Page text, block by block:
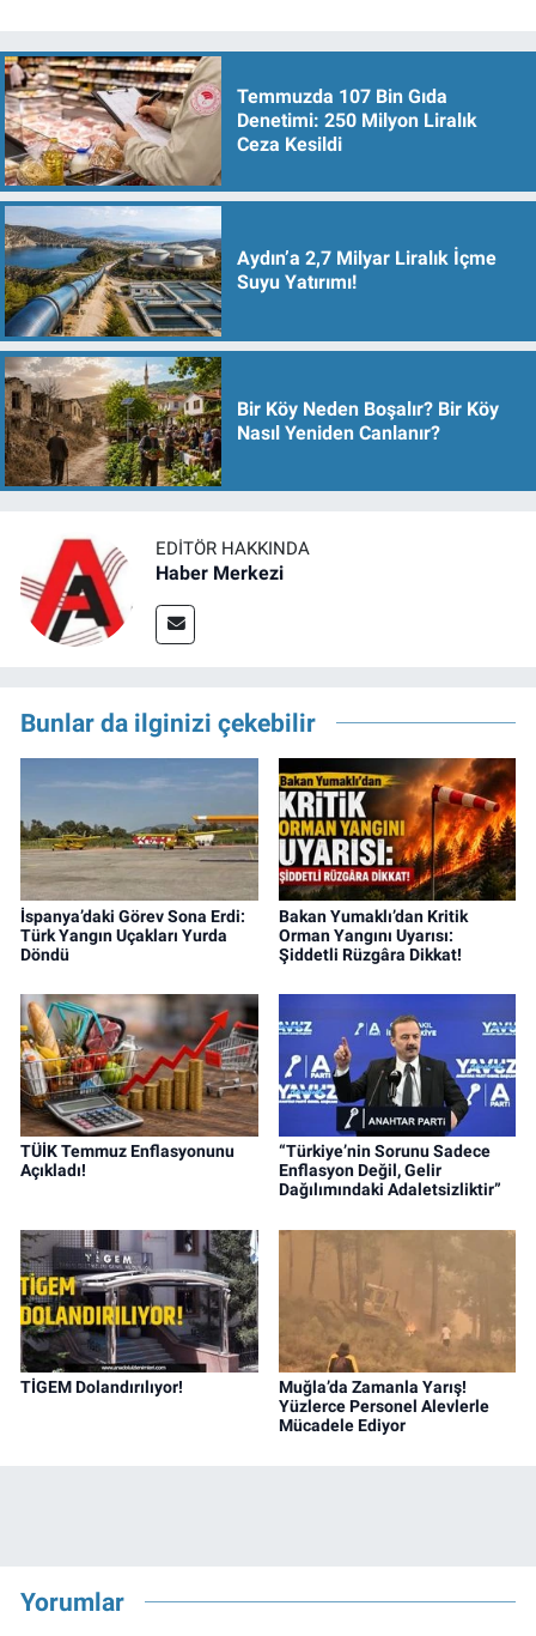
Temmuzda 107 Bin Gıda
Denetimi: 250 Milyon Liralık
Ceza Kesildi
Aydın’a 2,7 Milyar Liralık İçme
Suyu Yatırımı!
Bir Köy Neden Boşalır? Bir Köy
Nasıl Yeniden Canlanır?
EDITÖR HAKKINDA
Haber Merkezi
Bunlar da ilginizi çekebilir
İspanya’daki Görev Sona Erdi:
Türk Yangın Uçakları Yurda
Döndü
Bakan Yumaklı’dan Kritik
Orman Yangını Uyarısı:
Şiddetli Rüzgâra Dikkat!
TÜİK Temmuz Enflasyonunu
Açıkladı!
“Türkiye’nin Sorunu Sadece
Enflasyon Değil, Gelir
Dağılımındaki Adaletsizliktir”
TİGEM Dolandırılıyor!
Muğla’da Zamanla Yarış!
Yüzlerce Personel Alevlerle
Mücadele Ediyor
Yorumlar